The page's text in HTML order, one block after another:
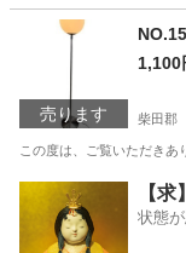
柴田郡
売ります
1,100
柴田郡
この度は、ご覧いただき
照明
【
状態